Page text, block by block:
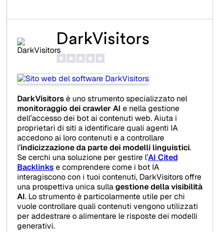
DarkVisitors
DarkVisitorsè uno strumento specializzato nel
monitoraggio dei crawler AI e nella gestione
dell’accesso dei bot ai contenuti web. Aiuta i
proprietari di siti a identificare quali agenti IA
accedono ai loro contenuti e a controllare
l’indicizzazione da parte dei modelli linguistici.
Se cerchi una soluzione per gestire l’AI Cited
Backlinkse comprendere come i bot IA
interagiscono con i tuoi contenuti, DarkVisitors offre
una prospettiva unica sullagestione della visibilità
AI. Lo strumento è particolarmente utile per chi
vuole controllare quali contenuti vengono utilizzati
per addestrare o alimentare le risposte dei modelli
generativi.